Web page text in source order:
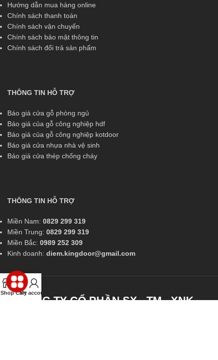
Hướng dẫn mua hàng online
Chính sách thanh toán
Chính sách vận chuyển
Chính sách bảo mật thông tin
Chính sách đổi trả sản phẩm
THÔNG TIN HỖ TRỢ
Báo giá cửa gỗ phòng ngủ
Báo giá của gỗ công nghiệp hdf
Báo giá của gỗ công nghiệp kotdoor
Báo giá cửa nhựa nhà vệ sinh
Báo giá cửa thép chống cháy
THÔNG TIN HỖ TRỢ
Miền Nam: 0829 299 319
Miền Trung: 0829 299 319
Miền Bắc: 0989 252 309
Kinh doanh: diem.kingdoor@gmail.com
CÔNG TY CỔ PHẦN SX - TM - XNK -
Shop Cart
My account